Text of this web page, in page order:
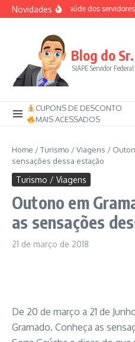
Ir para o conteúdo
NovidadesAuxílio-saúde dos servidores
Blog do
SIAPE Servidor Federal
CUPONS DE DESCONTO
MAIS ACESSADOS
Home /Turismo / Viagens /
sensações dessa estação
Turismo / Viagens
Outono em
as sensações
21 de março de 2018
De 20 de março a 21 de
Gramado. Conheça as